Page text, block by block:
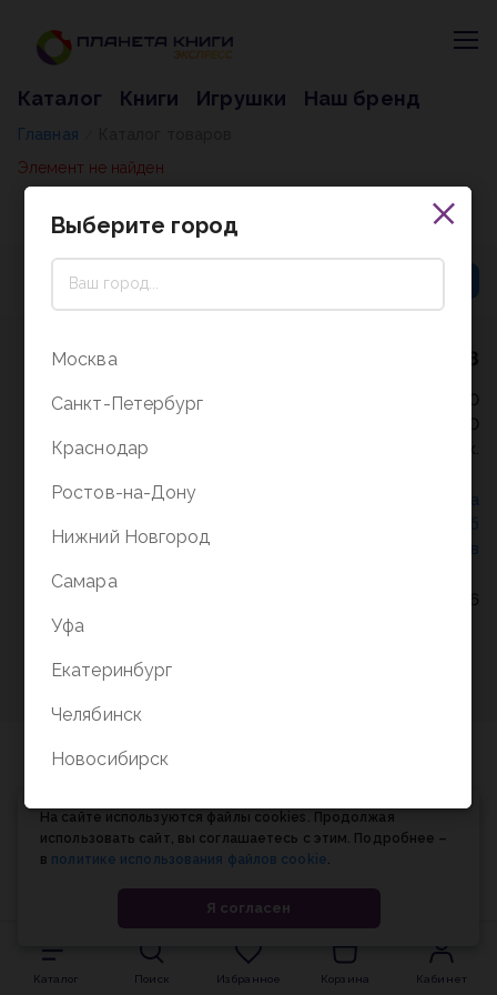
Каталог Книги Игрушки Наш бренд
Главная
Элемент не найден
8 (800) 5000-338
Режим работы - 9:30-20:00
в выходные и праздники - 10:00-19:00
без перерыва и выходных.
Политика конфиденциальности
СОГЛАСИЕ на
Соглашение об
использовании cookie-файлов
© Планета книги, 1998-2026
Каталог Поиск Избранное Корзина Кабинет
На сайте используются файлы cookies. Продолжая
использовать сайт, вы соглашаетесь с этим. Подробнее –
в политике использования файлов cookie.
Я согласен
Выберите город
Москва
Санкт-Петербург
Краснодар
Ростов-на-Дону
Нижний Новгород
Самара
Уфа
Екатеринбург
Челябинск
Новосибирск